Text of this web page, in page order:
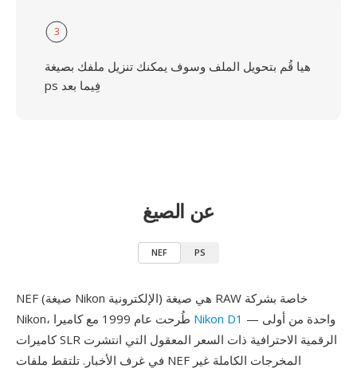
3
هيا قُم بتحويل الملف وسوف يمكنك تنزيل ملفك بصيغة
ps فِيما بعد
عن الصيغ
NEF PS
NEF (صيغة Nikon الإلكترونية) هي صيغة RAW خاصة بشركة
Nikon D1 — واحدة من أولى
كاميرات SLR الرقمية الاحترافية ذات السعر المعقول التي انتشرت
في غرف الأخبار. تلتقط ملفات NEF المخرجات الكاملة غير